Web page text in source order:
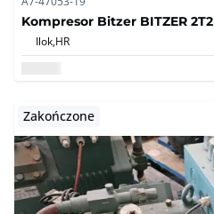
Kompresor Bitzer BITZER 2T2
Ilok,HR
Zakończone